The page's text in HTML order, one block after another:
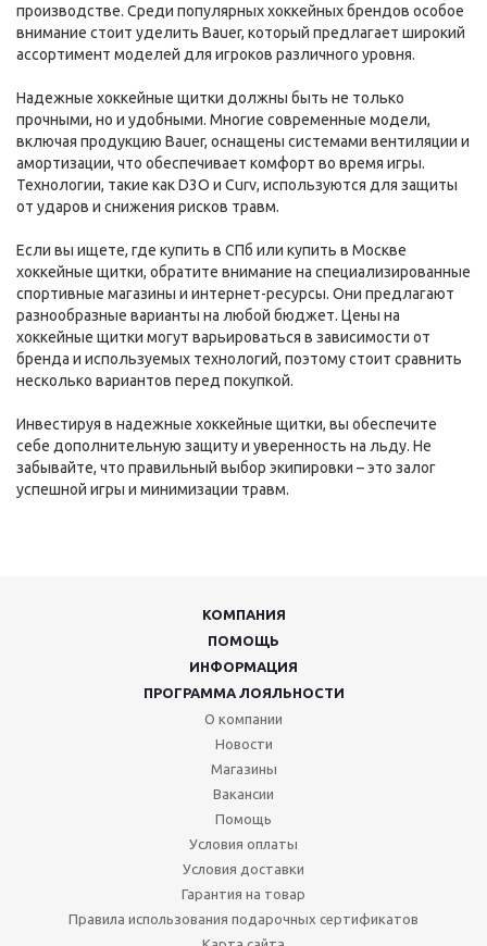
производстве. Среди популярных хоккейных брендов особое
внимание стоит уделить Bauer, который предлагает широкий
ассортимент моделей для игроков различного уровня.
Надежные хоккейные щитки должны быть не только
прочными, но и удобными. Многие современные модели,
включая продукцию Bauer, оснащены системами вентиляции и
амортизации, что обеспечивает комфорт во время игры.
Технологии, такие как D3O и Curv, используются для защиты
от ударов и снижения рисков травм.
Если вы ищете, где купить в СПб или купить в Москве
хоккейные щитки, обратите внимание на специализированные
спортивные магазины и интернет-ресурсы. Они предлагают
разнообразные варианты на любой бюджет. Цены на
хоккейные щитки могут варьироваться в зависимости от
бренда и используемых технологий, поэтому стоит сравнить
несколько вариантов перед покупкой.
Инвестируя в надежные хоккейные щитки, вы обеспечите
себе дополнительную защиту и уверенность на льду. Не
забывайте, что правильный выбор экипировки – это залог
успешной игры и минимизации травм.
КОМПАНИЯ
ПОМОЩЬ
ИНФОРМАЦИЯ
ПРОГРАММА ЛОЯЛЬНОСТИ
О компании
Новости
Магазины
Вакансии
Помощь
Условия оплаты
Условия доставки
Гарантия на товар
Правила использования подарочных сертификатов